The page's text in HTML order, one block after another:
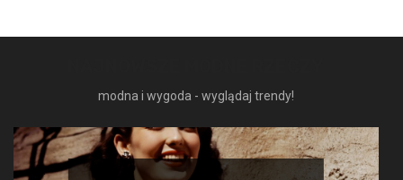
modna i wygoda - wyglądaj trendy!